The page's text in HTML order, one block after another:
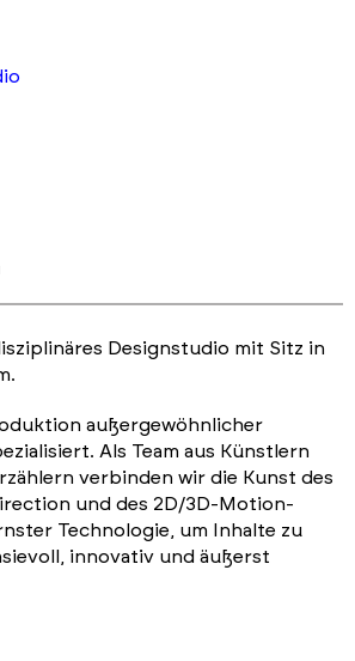
Designstudio mit Sitz in
außergewöhnlicher
Als Team aus Künstlern
verbinden wir die Kunst des
und des 2D/3D-Motion-
Technologie, um Inhalte zu
innovativ und äußerst